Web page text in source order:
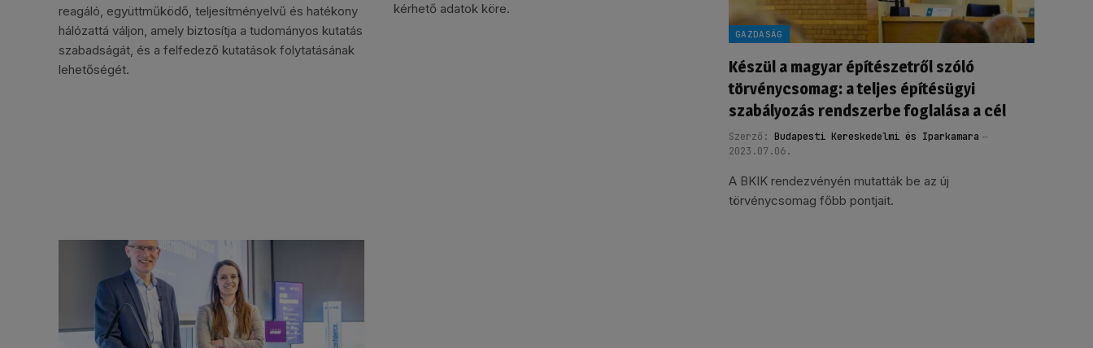
reagáló, együttműködő, teljesítményelvű és hatékony
hálózattá váljon, amely biztosítja a tudományos kutatás
szabadságát, és a felfedező kutatások folytatásának
lehetőségét.
kérhető adatok köre.
GAZDASÁG
Készül a magyar építészetről szóló
törvénycsomag: a teljes építésügyi
szabályozás rendszerbe foglalása a cél
Szerző: Budapesti Kereskedelmi és Iparkamara
2023.07.06.
A BKIK rendezvényén mutatták be az új
törvénycsomag főbb pontjait.